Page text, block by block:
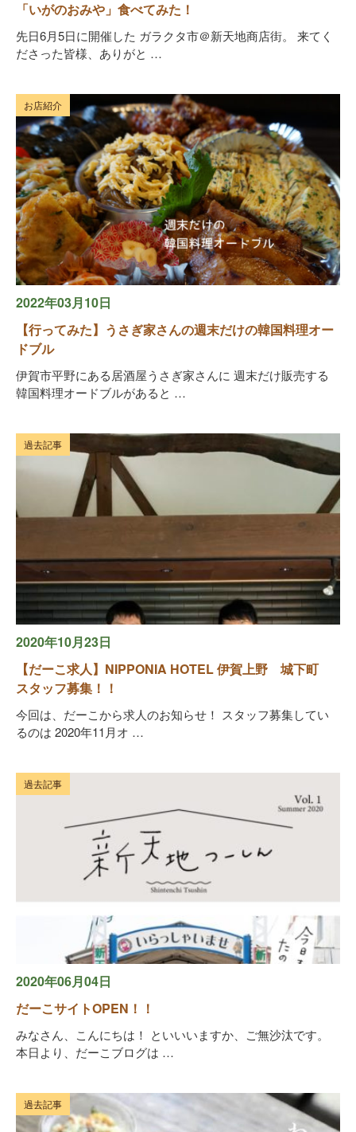
「いがのおみや」食べてみた！
先日6月5日に開催した ガラクタ市＠新天地商店街。 来てく
ださった皆様、ありがと …
お店紹介
2022年03月10日
【行ってみた】うさぎ家さんの週末だけの韓国料理オー
ドブル
伊賀市平野にある居酒屋うさぎ家さんに 週末だけ販売する
韓国料理オードブルがあると …
過去記事
2020年10月23日
【だーこ求人】NIPPONIA HOTEL 伊賀上野 城下町
スタッフ募集！！
今回は、だーこから求人のお知らせ！ スタッフ募集してい
るのは 2020年11月オ …
過去記事
2020年06月04日
だーこサイトOPEN！！
みなさん、こんにちは！ といいいますか、ご無沙汰です。
本日より、だーこブログは …
過去記事